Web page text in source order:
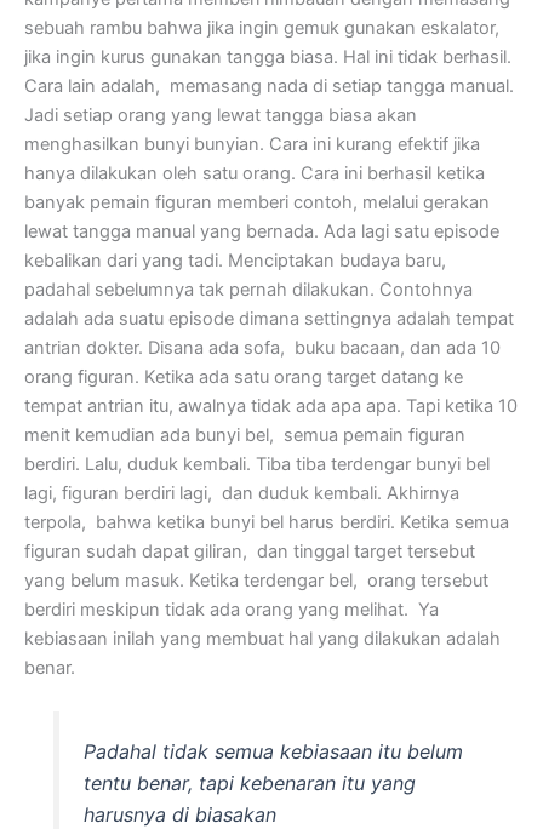
sebuah rambu bahwa jika ingin gemuk gunakan eskalator,
jika ingin kurus gunakan tangga biasa. Hal ini tidak berhasil.
Cara lain adalah, memasang nada di setiap tangga manual.
Jadi setiap orang yang lewat tangga biasa akan
menghasilkan bunyi bunyian. Cara ini kurang efektif jika
hanya dilakukan oleh satu orang. Cara ini berhasil ketika
banyak pemain figuran memberi contoh, melalui gerakan
lewat tangga manual yang bernada. Ada lagi satu episode
kebalikan dari yang tadi. Menciptakan budaya baru,
padahal sebelumnya tak pernah dilakukan. Contohnya
adalah ada suatu episode dimana settingnya adalah tempat
antrian dokter. Disana ada sofa, buku bacaan, dan ada 10
orang figuran. Ketika ada satu orang target datang ke
tempat antrian itu, awalnya tidak ada apa apa. Tapi ketika 10
menit kemudian ada bunyi bel, semua pemain figuran
berdiri. Lalu, duduk kembali. Tiba tiba terdengar bunyi bel
lagi, figuran berdiri lagi, dan duduk kembali. Akhirnya
terpola, bahwa ketika bunyi bel harus berdiri. Ketika semua
figuran sudah dapat giliran, dan tinggal target tersebut
yang belum masuk. Ketika terdengar bel, orang tersebut
berdiri meskipun tidak ada orang yang melihat. Ya
kebiasaan inilah yang membuat hal yang dilakukan adalah
benar.
Padahal tidak semua kebiasaan itu belum
tentu benar, tapi kebenaran itu yang
harusnya di biasakan